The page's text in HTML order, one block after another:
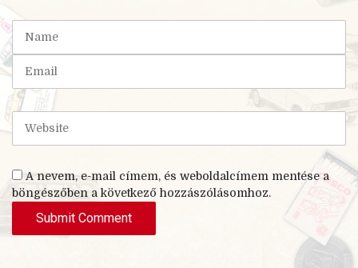
(
*
)
N
a
em
a
i
s
i
t
A nevem, e-mail címem, és weboldalcímem mentése a
böngészőben a következő hozzászólásomhoz.